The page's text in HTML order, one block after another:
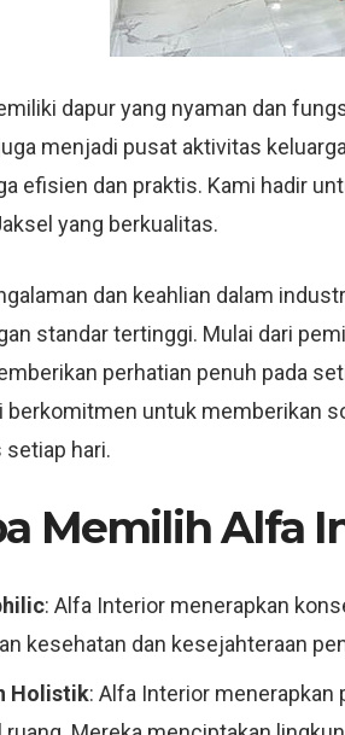
dapur yang nyaman dan
menjadi pusat aktivitas
efisien dan praktis. Kami hadir
yang berkualitas.
dan keahlian dalam
standar tertinggi. Mulai dari
perhatian penuh pada
berkomitmen untuk memberikan
hari.
Memilih Alfa
: Alfa Interior menerapkan
kesehatan dan kesejahteraan
Holistik: Alfa Interior